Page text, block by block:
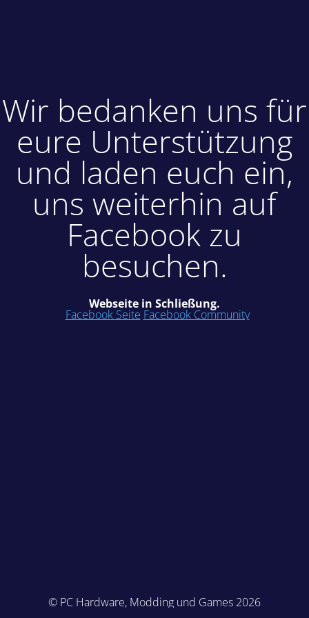
Wir bedanken uns für
eure Unterstützung
und laden euch ein,
uns weiterhin auf
Facebook zu
besuchen.
Webseite in Schließung.
Facebook Seite Facebook Community
© PC Hardware, Modding und Games 2026